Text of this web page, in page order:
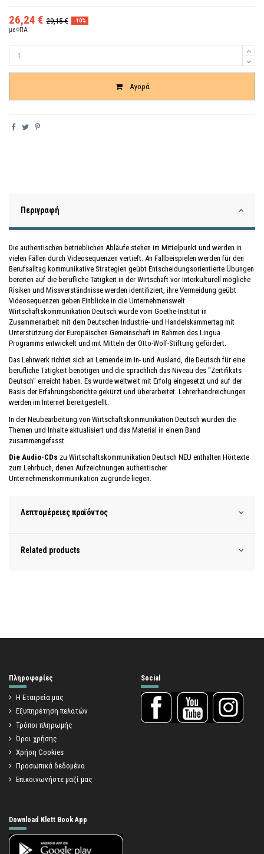
26,24 € 29,15 € -10%
με ΦΠΑ
Αγορά
Περιγραφή
Die authentischen betrieblichen Abläufe stehen im Mittelpunkt und werden in
vielen Fällen durch Videosequenzen vertieft. An Fallbeispielen werden für den
Berufsalltag kommunikative Strategien geübt Entscheidungsorientierte Übungen
bereiten auf die berufliche Tätigkeit in der Wirtschaft vor Interkulturell mögliche
Risiken und Missverständnisse werden identifiziert, ihre Vermeidung geübt
Videosequenzen geben Einblicke in die Unternehmenswelt
Wirtschaftskommunikation Deutsch wurde vom Goethe-Institut in
Zusammenarbeit mit dem Deutschen Industrie- und Handelskammertag mit
Unterstützung der Europäischen Gemeinschaft im Rahmen des Lingua
Programms entwickelt und mit Mitteln der Otto-Wolf-Stiftung gefördert.
Das Lehrwerk richtet sich an Lernende im In- und Ausland, die Deutsch für eine
berufliche Tätigkeit benötigen und die sprachlich das Niveau des "Zertifikats
Deutsch" erreicht haben. Es wurde weltweit mit Erfolg eingesetzt und auf der
Basis der Erfahrungsberichte gekürzt und überarbeitet. Lehrerhandreichungen
werden im Internet bereitgestellt.
In der Neubearbeitung von Wirtschaftskommunikation Deutsch wurden die
Themen und Inhalte aktualisiert und das Material in einem Band
zusammengefasst.
Die Audio-CDs zu Wirtschaftskommunikation Deutsch NEU enthalten Hörtexte
zum Lehrbuch, denen Aufzeichnungen authentischer
Unternehmenskommunikation zugrunde liegen.
Λεπτομέρειες προϊόντος
Related products
Πληροφορίες
Η Εταιρεία μας
Εξυπηρέτηση πελατών
Τρόποι πληρωμής
Όροι χρήσης
Χρήση Cookies
Προσωπικά δεδομένα
Επικοινωνήστε μαζί μας
Social
Download Klett Book App